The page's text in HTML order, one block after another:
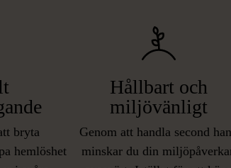
bryta
hemlöshet
Hållbart och
miljövänligt
Genom att handla second
minskar du din